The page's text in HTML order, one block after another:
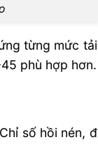
từng mức
phù hợp hơn.
số hồi nén,